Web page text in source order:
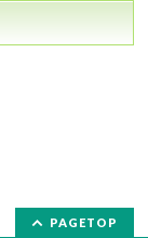
PAGETOP